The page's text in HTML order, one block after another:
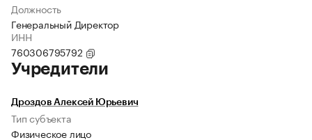
Должность
Генеральный Директор
ИНН
760306795792
Учредители
Дроздов Алексей Юрьевич
Тип субъекта
Физическое лицо